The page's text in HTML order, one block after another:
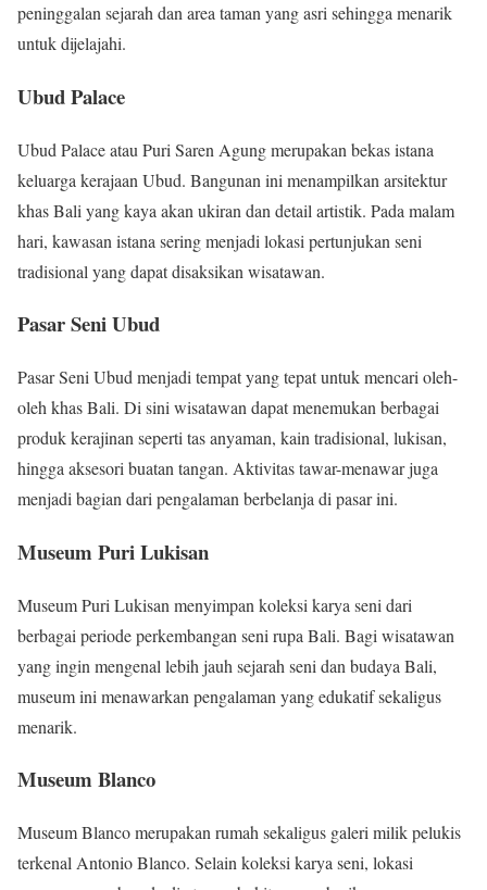
peninggalan sejarah dan area taman yang asri sehingga menarik
untuk dijelajahi.
Ubud Palace
Ubud Palace atau Puri Saren Agung merupakan bekas istana
keluarga kerajaan Ubud. Bangunan ini menampilkan arsitektur
khas Bali yang kaya akan ukiran dan detail artistik. Pada malam
hari, kawasan istana sering menjadi lokasi pertunjukan seni
tradisional yang dapat disaksikan wisatawan.
Pasar Seni Ubud
Pasar Seni Ubud menjadi tempat yang tepat untuk mencari oleh-
oleh khas Bali. Di sini wisatawan dapat menemukan berbagai
produk kerajinan seperti tas anyaman, kain tradisional, lukisan,
hingga aksesori buatan tangan. Aktivitas tawar-menawar juga
menjadi bagian dari pengalaman berbelanja di pasar ini.
Museum Puri Lukisan
Museum Puri Lukisan menyimpan koleksi karya seni dari
berbagai periode perkembangan seni rupa Bali. Bagi wisatawan
yang ingin mengenal lebih jauh sejarah seni dan budaya Bali,
museum ini menawarkan pengalaman yang edukatif sekaligus
menarik.
Museum Blanco
Museum Blanco merupakan rumah sekaligus galeri milik pelukis
terkenal Antonio Blanco. Selain koleksi karya seni, lokasi